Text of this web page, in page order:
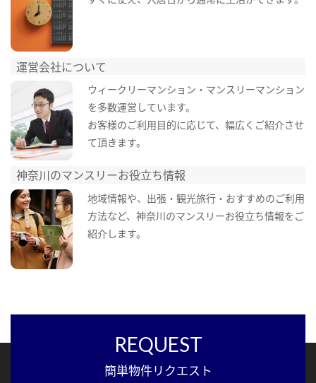
運営会社について
ウィークリーマンション・マンスリーマンション
を多数運営しています。
お客様のご利用目的に応じて、幅広くご紹介させ
て頂きます。
神奈川のマンスリーお役立ち情報
地域情報や、出張・観光旅行・おすすめのご利用
方法など、神奈川のマンスリーお役立ち情報をご
紹介します。
REQUEST
簡単物件リクエスト